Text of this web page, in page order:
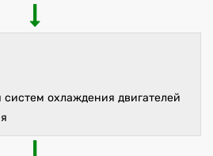
охлаждения двигателей